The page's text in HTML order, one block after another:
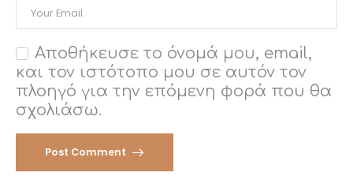
Αποθήκευσε το όνομά μου, email,
και τον ιστότοπο μου σε αυτόν τον
πλοηγό για την επόμενη φορά που θα
σχολιάσω.
Post Comment